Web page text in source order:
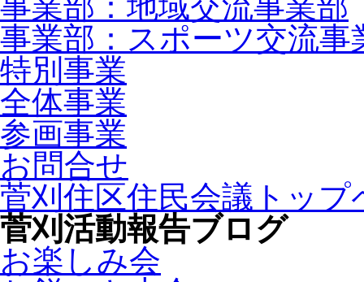
事業部：スポーツ交流事
特別事業
全体事業
参画事業
お問合せ
菅刈住区住民会議トップ
菅刈活動報告ブログ
お楽しみ会